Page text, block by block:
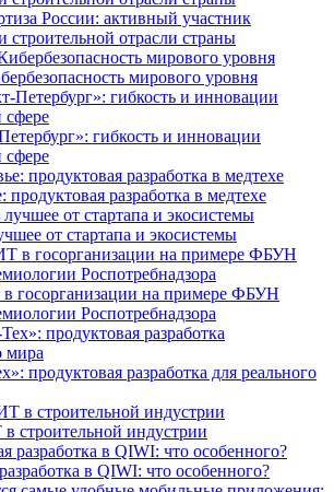
России: активный участник
строительной отрасли страны
мирового уровня
гибкость и инновации
сфере
продуктовая разработка в медтехе
от стартапа и экосистемы
госорганизации на примере ФБУН
Роспотребнадзора
продуктовая разработка для реального
строительной индустрии
в QIWI: что особенного?